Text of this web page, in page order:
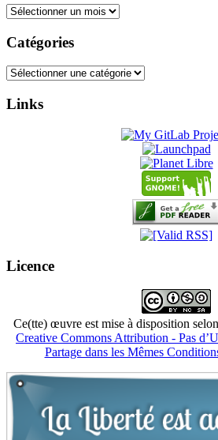
Archives
Catégories
Catégories
Links
Licence
Ce(tte) œuvre est mise à disposition
Creative Commons Attribution - Pas
Partage dans les Mêmes